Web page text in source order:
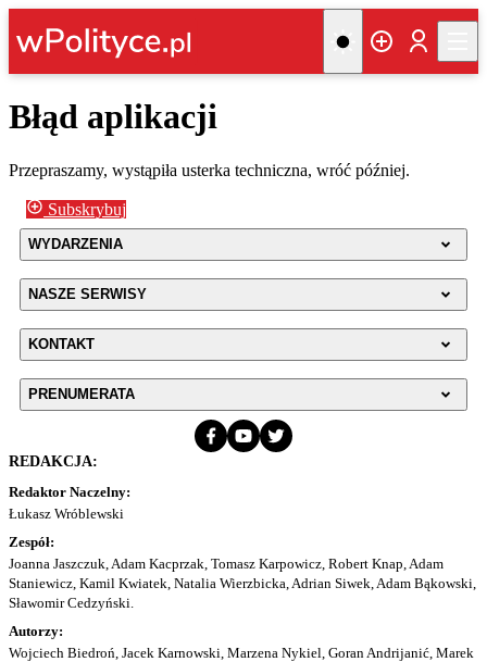
Błąd aplikacji
Przepraszamy, wystąpiła usterka techniczna, wróć później.
Subskrybuj
WYDARZENIA
NASZE SERWISY
KONTAKT
PRENUMERATA
REDAKCJA:
Redaktor Naczelny:
Łukasz Wróblewski
Zespół:
Joanna Jaszczuk, Adam Kacprzak, Tomasz Karpowicz, Robert Knap, Adam
Staniewicz, Kamil Kwiatek, Natalia Wierzbicka, Adrian Siwek, Adam Bąkowski,
Sławomir Cedzyński.
Autorzy:
Wojciech Biedroń, Jacek Karnowski, Marzena Nykiel, Goran Andrijanić, Marek